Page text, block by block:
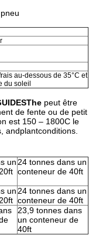
au-dessous de 35°C et
du soleil
peut être
de fente ou de petit
est 150 – 1800C le
andplantconditions.
un24 tonnes dans un
conteneur de 40ft
un24 tonnes dans un
conteneur de 40ft
23,9 tonnes dans
un conteneur de
40ft